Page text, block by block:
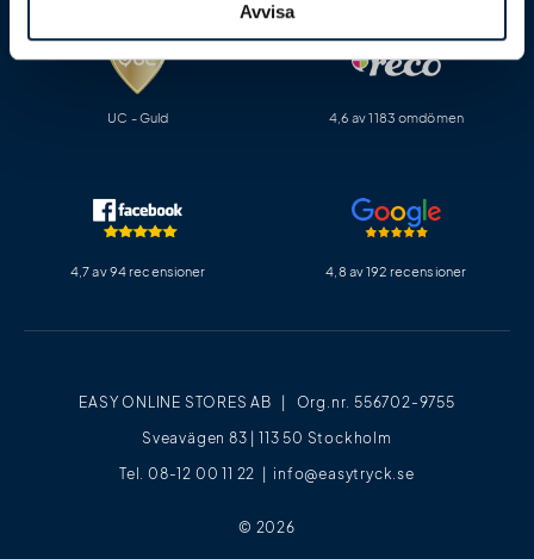
Avvisa
EASY ONLINE STORES AB | Org.nr. 556702-9755
Sveavägen 83 | 113 50 Stockholm
Tel. 08-12 00 11 22 | info@easytryck.se
© 2026
UC - Guld 4,6 av 1183 omdömen
4,7 av 94 recensioner 4,8 av 192 recensioner